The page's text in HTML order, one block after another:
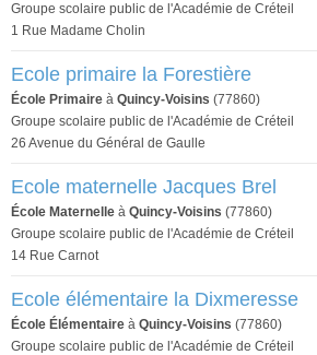
Groupe scolaire public de l'Académie de Créteil
1 Rue Madame Cholin
Ecole primaire la Forestière
École Primaire à Quincy-Voisins (77860)
Groupe scolaire public de l'Académie de Créteil
26 Avenue du Général de Gaulle
Ecole maternelle Jacques Brel
École Maternelle à Quincy-Voisins (77860)
Groupe scolaire public de l'Académie de Créteil
14 Rue Carnot
Ecole élémentaire la Dixmeresse
École Élémentaire à Quincy-Voisins (77860)
Groupe scolaire public de l'Académie de Créteil